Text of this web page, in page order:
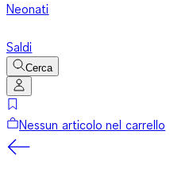
Neonati
Saldi
Cerca
Nessun articolo nel carrello